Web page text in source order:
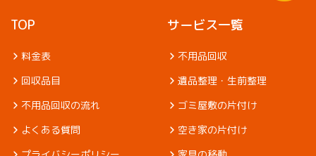
TOP
料金表
回収品目
不用品回収の流れ
よくある質問
サービス一覧
不用品回収
遺品整理・生前整理
ゴミ屋敷の片付け
空き家の片付け